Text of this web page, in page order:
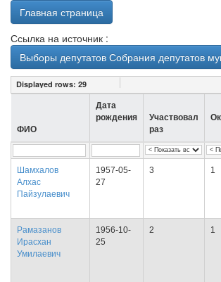
Главная страница
Ссылка на источник :
Выборы депутатов Собрания депутатов
Displayed rows: 29
ФИО
Дата
рождения
Участвовал
раз
Шамхалов
Алхас
Пайзулаевич
1957-05-
27
3 1
Рамазанов
Ирасхан
Умилаевич
1956-10-
25
2 1